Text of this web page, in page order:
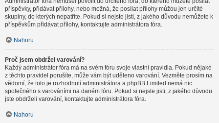
příspěvky, přidávat přílohy, nebo možná, že posílat přílohy můžou jen určité
skupiny, do kterých nepatříte. Pokud si nejste jisti, z jakého důvodu nemůžete k
příspěvkům přidávat přílohy, kontaktujte administrátora fóra.
Nahoru
Proč jsem obdržel varování?
Každý administrátor fóra má na svém fóru svoje vlastní pravidla. Pokud nějaké
z těchto pravidel porušíte, může vám být uděleno varování. Vezměte prosím na
vědomí, že toto je rozhodnutí administrátora a phpBB Limited nemá nic
společného s varováními na daném fóru. Pokud si nejste jisti, z jakého důvodu
jste obdrželi varování, kontaktujte administrátora fóra.
Nahoru